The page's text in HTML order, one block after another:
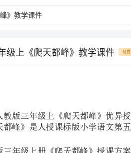
级上《爬天都峰》教学课件 付费